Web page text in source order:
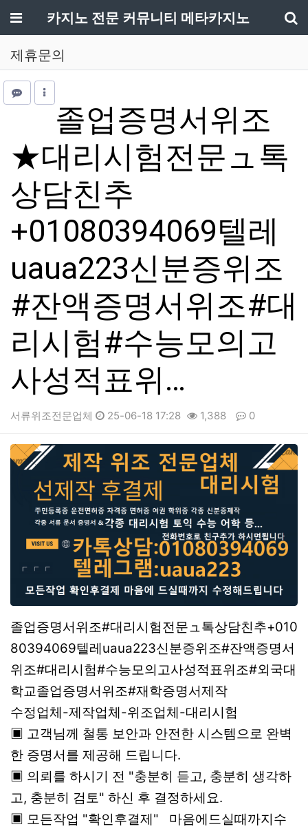
메뉴카지노 전문 커뮤니티 메타카지노
제휴문의
졸업증명서위조
★대리시험전문ュ톡
상담친추
+01080394069텔레
uaua223신분증위조
#잔액증명서위조#대
리시험#수능모의고
사성적표위…
서류위조전문업체 25-06-18 17:28 1,388 0
본문
졸업증명서위조#대리시험전문ュ톡상담친추+010
80394069텔레uaua223신분증위조#잔액증명서
위조#대리시험#수능모의고사성적표위조#외국대
학교졸업증명서위조#재학증명서제작
수정업체-제작업체-위조업체-대리시험
▣ 고객님께 철통 보안과 안전한 시스템으로 완벽
한 증명서를 제공해 드립니다.
▣ 의뢰를 하시기 전 "충분히 듣고, 충분히 생각하
고, 충분히 검토" 하신 후 결정하세요.
▣ 모든작업 "확인후결제" 마음에드실때까지수